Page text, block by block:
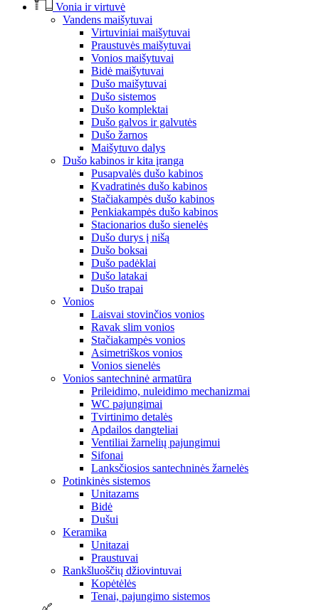
Vonia ir virtuvė
Vandens maišytuvai
Virtuviniai maišytuvai
Praustuvės maišytuvai
Vonios maišytuvai
Bidė maišytuvai
Dušo maišytuvai
Dušo sistemos
Dušo komplektai
Dušo galvos ir galvutės
Dušo žarnos
Maišytuvo dalys
Dušo kabinos ir kita įranga
Pusapvalės dušo kabinos
Kvadratinės dušo kabinos
Stačiakampės dušo kabinos
Penkiakampės dušo kabinos
Stacionarios dušo sienelės
Dušo durys į nišą
Dušo boksai
Dušo padėklai
Dušo latakai
Dušo trapai
Vonios
Laisvai stovinčios vonios
Ravak slim vonios
Stačiakampės vonios
Asimetriškos vonios
Vonios sienelės
Vonios santechninė armatūra
Prileidimo, nuleidimo mechanizmai
WC pajungimai
Tvirtinimo detalės
Apdailos dangteliai
Ventiliai žarnelių pajungimui
Sifonai
Lanksčiosios santechninės žarnelės
Potinkinės sistemos
Unitazams
Bidė
Dušui
Keramika
Unitazai
Praustuvai
Rankšluoščių džiovintuvai
Kopėtėlės
Tenai, pajungimo sistemos